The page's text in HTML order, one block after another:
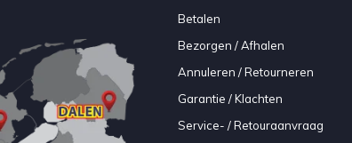
Betalen
Bezorgen / Afhalen
Annuleren / Retourneren
Garantie / Klachten
Service- / Retouraanvraag